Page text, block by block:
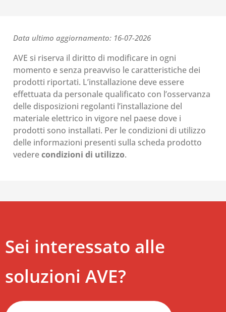
Data ultimo aggiornamento: 16-07-2026
AVE si riserva il diritto di modificare in ogni
momento e senza preavviso le caratteristiche dei
prodotti riportati. L’installazione deve essere
effettuata da personale qualificato con l’osservanza
delle disposizioni regolanti l’installazione del
materiale elettrico in vigore nel paese dove i
prodotti sono installati. Per le condizioni di utilizzo
delle informazioni presenti sulla scheda prodotto
vederecondizioni di utilizzo.
Sei interessato alle
soluzioni AVE?